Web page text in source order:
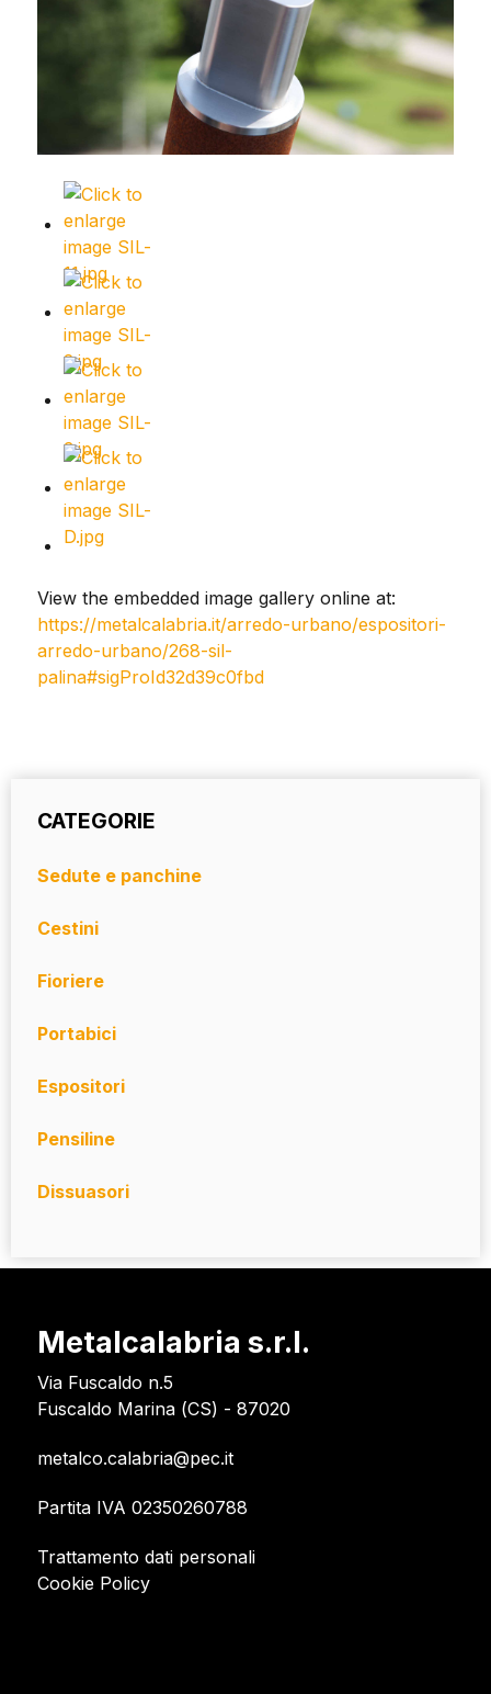
View the embedded image gallery online at:
https://metalcalabria.it/arredo-urbano/espositori-
arredo-urbano/268-sil-
palina#sigProId32d39c0fbd
CATEGORIE
Sedute e panchine
Cestini
Fioriere
Portabici
Espositori
Pensiline
Dissuasori
Metalcalabria s.r.l.
Via Fuscaldo n.5
Fuscaldo Marina (CS) - 87020
metalco.calabria@pec.it
Partita IVA 02350260788
Trattamento dati personali
Cookie Policy